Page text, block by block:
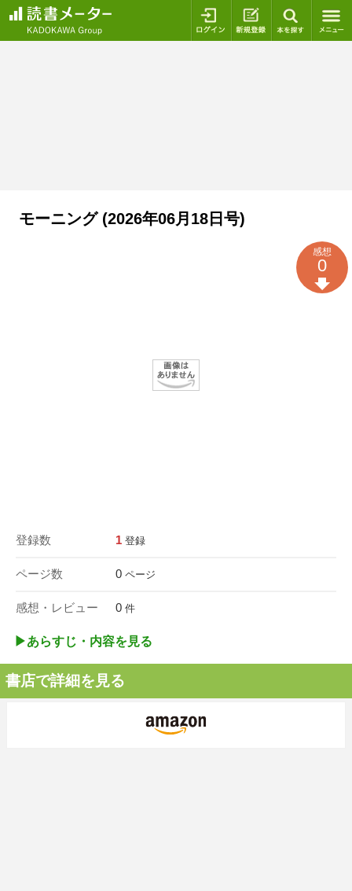
ログイン 新規登録
モーニング (2026年06月18日号)
登録数 1 登録
ページ数 0 ページ
感想・レビュー 0 件
感想
0
▶︎あらすじ・内容を見る
書店で詳細を見る